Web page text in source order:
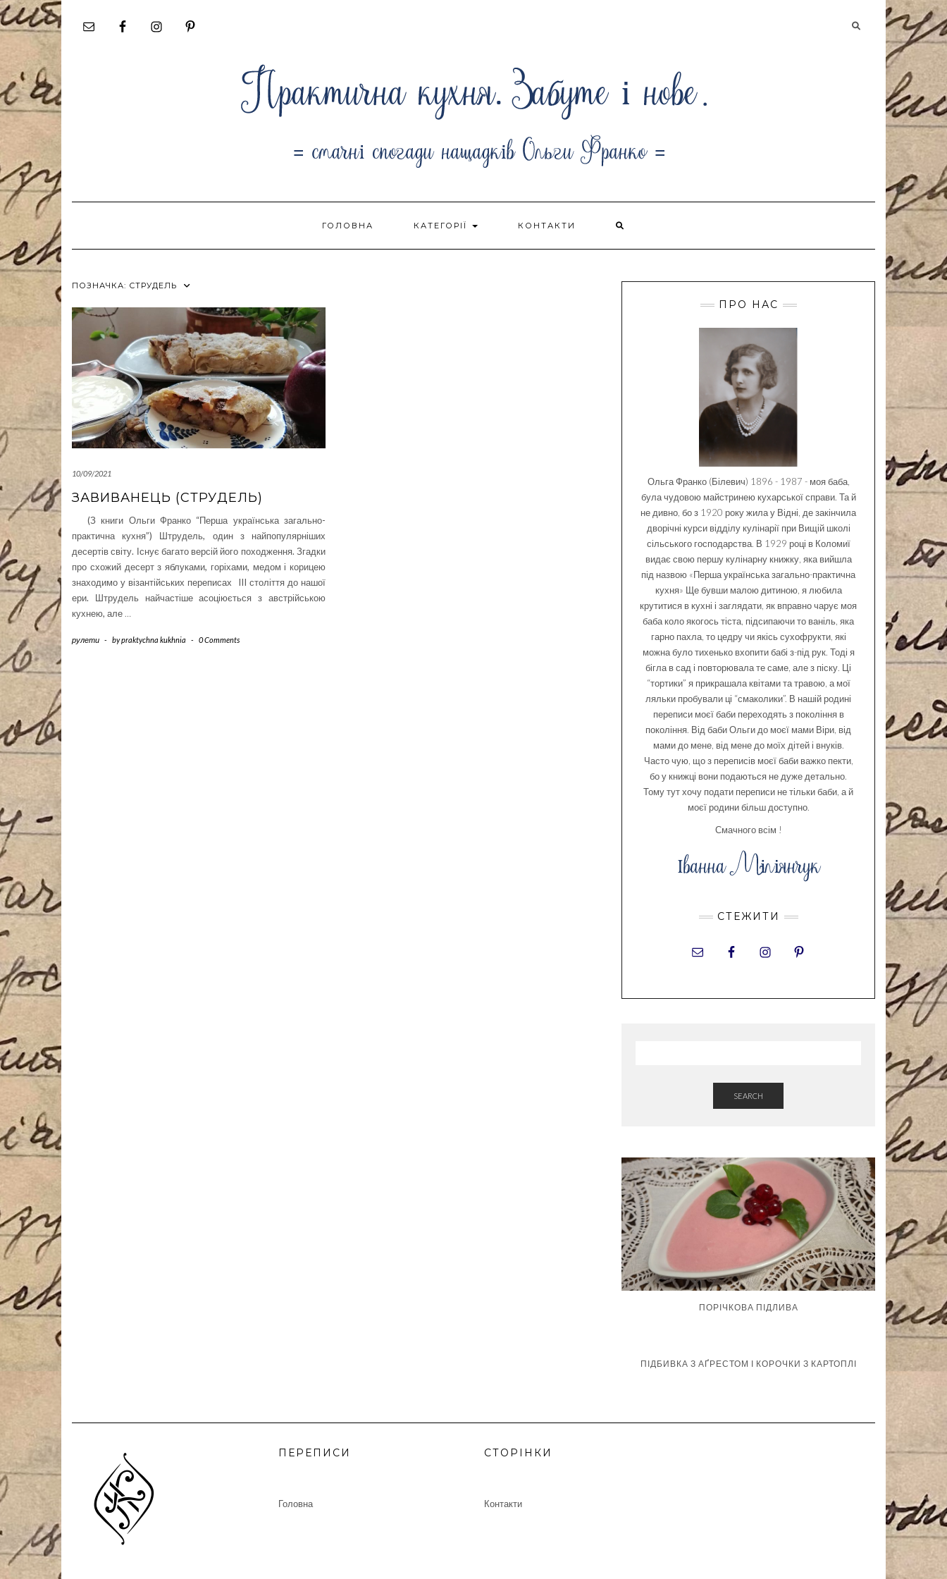
Skip
to
content
Searching
progress
ГОЛОВНА КАТЕГОРІЇ КОНТАКТИ
ПОЗНАЧКА: СТРУДЕЛЬ
10/09/2021
ЗАВИВАНЕЦЬ (СТРУДЕЛЬ)
(З книги Ольги Франко “Перша українська загально-
практична кухня”) Штрудель, один з найпопулярніших
десертів світу. Існує багато версій його походження. Згадки
про схожий десерт з яблуками, горіхами, медом і корицею
знаходимо у візантійських переписах III століття до нашої
ери. Штрудель найчастіше асоціюється з австрійською
кухнею, але …
рулети - bypraktychna kukhnia - 0 Comments
ПРО НАС
Ольга Франко (Білевич) 1896 - 1987 - моя баба,
була чудовою майстринею кухарської справи. Та й
не дивно, бо з 1920 року жила у Відні, де закінчила
дворічні курси відділу кулінарії при Вищій школі
сільського господарства. В 1929 році в Коломиї
видає свою першу кулінарну книжку, яка вийшла
під назвою «Перша українська загально-практична
кухня» Ще бувши малою дитиною, я любила
крутитися в кухні і заглядати, як вправно чарує моя
баба коло якогось тіста, підсипаючи то ваніль, яка
гарно пахла, то цедру чи якісь сухофрукти, які
можна було тихенько вхопити бабі з-під рук. Тоді я
бігла в сад і повторювала те саме, але з піску. Ці
“тортики” я прикрашала квітами та травою, а мої
ляльки пробували ці “смаколики”. В нашій родині
переписи моєї баби переходять з покоління в
покоління. Від баби Ольги до моєї мами Віри, від
мами до мене, від мене до моїх дітей і внуків.
Часто чую, що з переписів моєї баби важко пекти,
бо у книжці вони подаються не дуже детально.
Тому тут хочу подати переписи не тільки баби, а й
моєї родини більш доступно.
Смачного всім !
СТЕЖИТИ
SEARCH
ПОРІЧКОВА ПІДЛИВА
ПІДБИВКА З АҐРЕСТОМ І КОРОЧКИ З КАРТОПЛІ
ПЕРЕПИСИ
Головна
СТОРІНКИ
Контакти